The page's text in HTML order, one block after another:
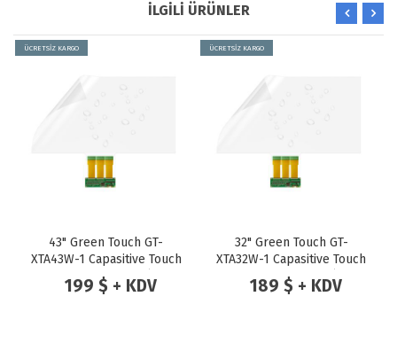
İLGİLİ ÜRÜNLER
ÜCRETSİZ KARGO
43" Green Touch GT-
XTA43W-1 Capasitive Touch
Foil With Side Tail ( 20
Touch Points ) Dokunmatik
199 $ + KDV
ÜCRETSİZ KARGO
32" Green Touch GT-
XTA32W-1 Capasitive Touch
Foil With Side Tail ( 20
Touch Points ) Dokunmatik
189 $ + KDV